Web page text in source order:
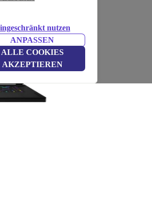
nutzen
ANPASSEN
ALLE COOKIES
AKZEPTIEREN